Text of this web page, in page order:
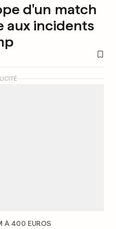
d'un match
aux incidents
À 400 EUROS